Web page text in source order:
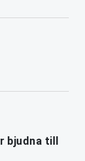
till